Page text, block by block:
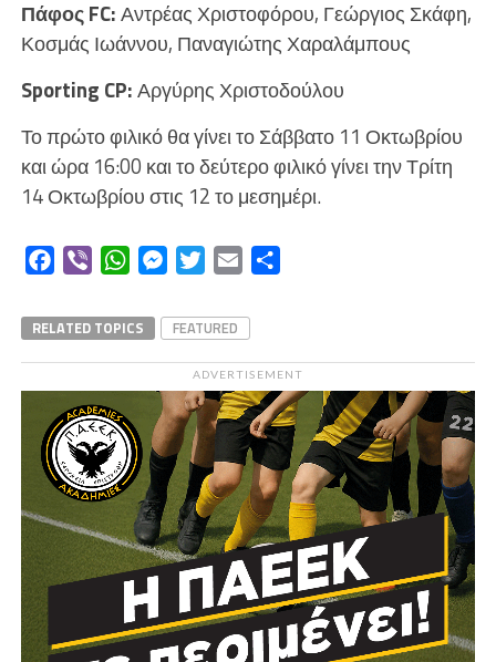
ΠάφοςFC:Αντρέας Χριστοφόρου, Γεώργιος Σκάφη,
Κοσμάς Ιωάννου, Παναγιώτης Χαραλάμπους
Sporting CP:Αργύρης Χριστοδούλου
Το πρώτο φιλικό θα γίνει το Σάββατο 11 Οκτωβρίου
και ώρα 16:00 και το δεύτερο φιλικό γίνει την Τρίτη
14 Οκτωβρίου στις 12 το μεσημέρι.
Facebook
Viber WhatsAppMessengerTwitterEmail
RELATED TOPICS FEATURED
ADVERTISEMENT